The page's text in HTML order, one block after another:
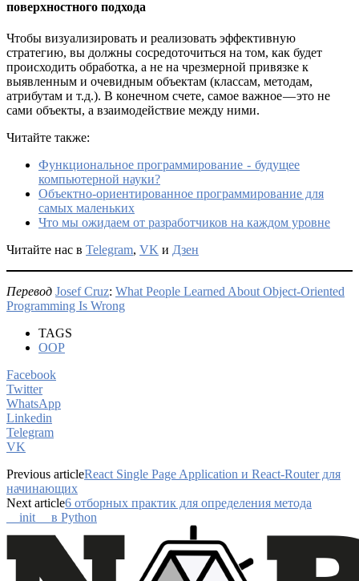
поверхностного подхода
Чтобы визуализировать и реализовать эффективную
стратегию, вы должны сосредоточиться на том, как будет
происходить обработка, а не на чрезмерной привязке к
выявленным и очевидным объектам (классам, методам,
атрибутам и т.д.). В конечном счете, самое важное — это не
сами объекты, а взаимодействие между ними.
Читайте также:
Функциональное программирование - будущее
компьютерной науки?
Объектно-ориентированное программирование для
самых маленьких
Что мы ожидаем от разработчиков на каждом уровне
Читайте нас в Telegram, VK и Дзен
Перевод Josef Cruz: What People Learned About Object-Oriented
Programming Is Wrong
TAGS
OOP
Facebook
Twitter
WhatsApp
Linkedin
Telegram
VK
Previous articleReact Single Page Application и React-Router для
начинающих
Next article6 отборных практик для определения метода
__init__ в Python